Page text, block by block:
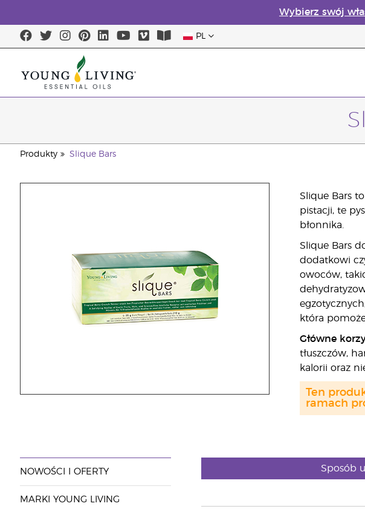
Wybierz swój
PL
Produkty Slique Bars
Slique Bars
pistacji, te
błonnika.
Slique Bars
dodatkowi
owoców,
która
Główne
tłuszczów,
kalorii oraz
Ten
ramach
NOWOŚCI I OFERTY
MARKI YOUNG LIVING
Sposób